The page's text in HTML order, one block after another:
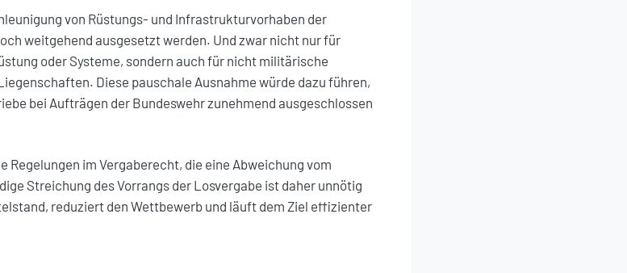
von Rüstungs- und Infrastrukturvorhaben der
weitgehend ausgesetzt werden. Und zwar nicht nur für
oder Systeme, sondern auch für nicht militärische
Diese pauschale Ausnahme würde dazu führen,
bei Aufträgen der Bundeswehr zunehmend ausgeschlossen
Regelungen im Vergaberecht, die eine Abweichung vom
Streichung des Vorrangs der Losvergabe ist daher unnötig
reduziert den Wettbewerb und läuft dem Ziel effizienter